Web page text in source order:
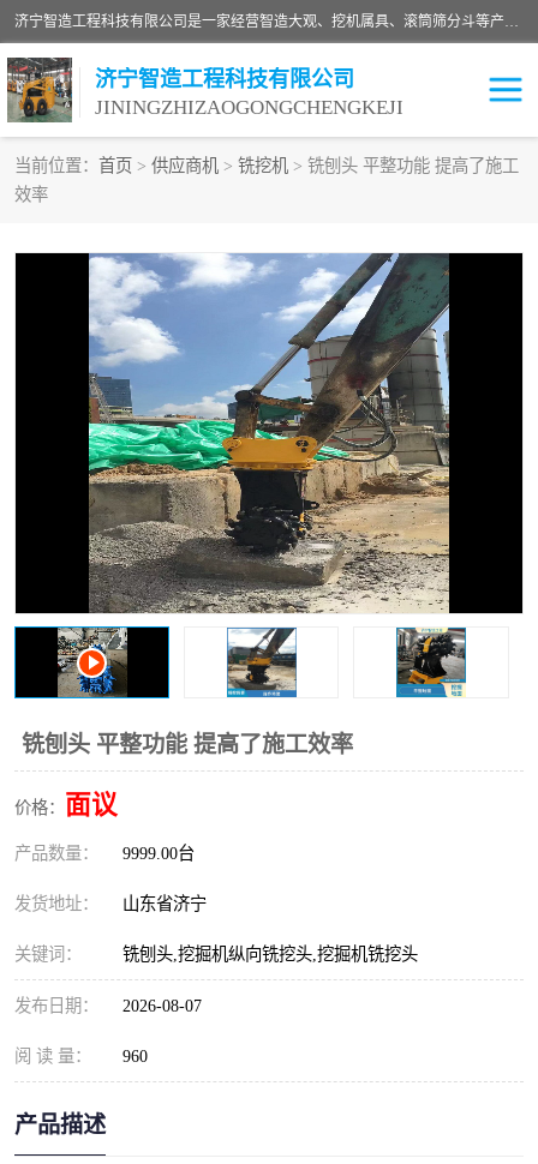
济宁智造工程科技有限公司是一家经营智造大观、挖机属具、滚筒筛分斗等产品的滑移装载机厂家。济宁智造工程科技有限公司奉行以质量赢得用户，诚信为本，互利共赢的宗旨，依靠雄厚的技术力量，科学的管理制度，先进的加工检测设备，始终坚持以客户为中心，免费咨询！
济宁智造工程科技有限公司
JININGZHIZAOGONGCHENGKEJI
当前位置： 首页 > 供应商机 > 铣挖机 > 铣刨头 平整功能 提高了施工
效率
铣刨头 平整功能 提高了施工效率
价格： 面议
产品数量： 9999.00台
发货地址： 山东省济宁
关键词： 铣刨头,挖掘机纵向铣挖头,挖掘机铣挖头
发布日期： 2026-08-07
阅 读 量： 960
产品描述
振动夯
铣挖机 移动破碎机
滚筒筛分斗 粉碎钳
液压剪 土壤修复
铣刨机 开沟机
伐木机 破碎机
打桩机 压路机
枕木机 滑移装载机
清扫器 割草机
挖树机 拓荒机
滚筒筛
挖掘机破碎斗